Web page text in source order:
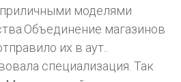
моделями
магазинов
их в аут..
специализация. Так